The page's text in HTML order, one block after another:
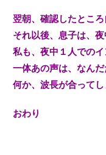
翌朝、確認したとこ
それ以後、息子は、
私も、夜中１人での
一体あの声は、なんだ
何か、波長が合ってし
おわり